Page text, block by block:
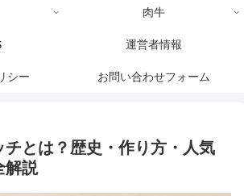
肉牛
運営者情報
シー お問い合わせフォーム
チとは？歴史・作り方・人気
解説